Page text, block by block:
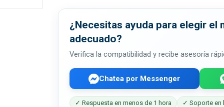
¿Necesitas ayuda para elegir el
adecuado?
Verifica la compatibilidad y recibe asesoría
Chatea por Messenger
✓ Respuesta en menos de 1 hora
✓ Soporte en